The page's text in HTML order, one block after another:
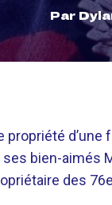
Par
propriété
bien-aimés
des